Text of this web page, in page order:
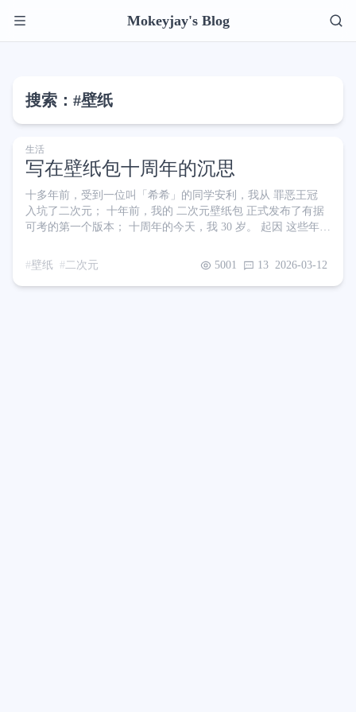
Mokeyjay's Blog
搜索：#壁纸
生活
写在壁纸包十周年的沉思
十多年前，受到一位叫「希希」的同学安利，我从 罪恶王冠
入坑了二次元； 十年前，我的 二次元壁纸包 正式发布了有据
可考的第一个版本； 十周年的今天，我 30 岁。 起因 这些年
常追更我壁纸包的朋友都知道（是的，这壁纸包居然有粉丝追
人像等内容，整体上都是很健康的。但在某一个时间节点之后
壁纸 二次元 5001 13 2026-03-12